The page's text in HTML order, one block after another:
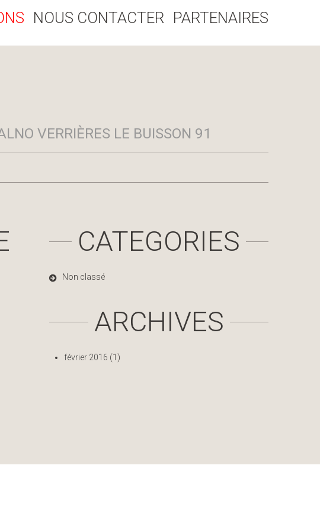
NOUS CONTACTER PARTENAIRES
VERRIÈRES LE BUISSON 91
CATEGORIES
Non classé
ARCHIVES
février 2016 (1)